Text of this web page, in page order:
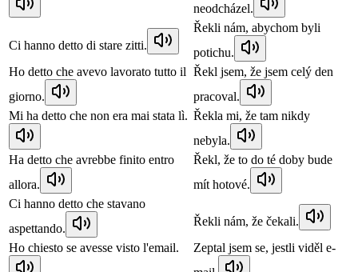
neodcházel.
Ci hanno detto di stare zitti.
Řekli nám, abychom byli
potichu.
Ho detto che avevo lavorato tutto il
giorno.
Řekl jsem, že jsem celý den
pracoval.
Mi ha detto che non era mai stata lì. Řekla mi, že tam nikdy
nebyla.
Ha detto che avrebbe finito entro
allora.
Řekl, že to do té doby bude
mít hotové.
Ci hanno detto che stavano
aspettando.
Řekli nám, že čekali.
Ho chiesto se avesse visto l'email.
Zeptal jsem se, jestli viděl e-